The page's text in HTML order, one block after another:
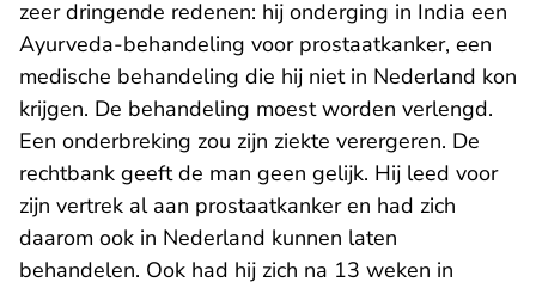
zeer dringende redenen: hij onderging in India een
Ayurveda-behandeling voor prostaatkanker, een
medische behandeling die hij niet in Nederland kon
krijgen. De behandeling moest worden verlengd.
Een onderbreking zou zijn ziekte verergeren. De
rechtbank geeft de man geen gelijk. Hij leed voor
zijn vertrek al aan prostaatkanker en had zich
daarom ook in Nederland kunnen laten
behandelen. Ook had hij zich na 13 weken in